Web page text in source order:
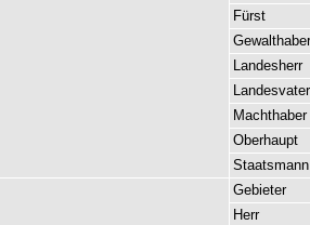
Fürst
Gewalthaber
Landesherr
Landesvater
Machthaber
Oberhaupt
Staatsmann
Gebieter
Herr